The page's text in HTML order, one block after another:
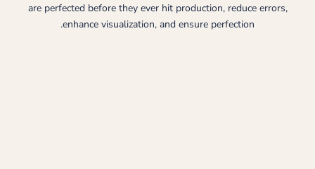
are perfected before they ever hit production, reduce errors,
enhance visualization, and ensure perfection.